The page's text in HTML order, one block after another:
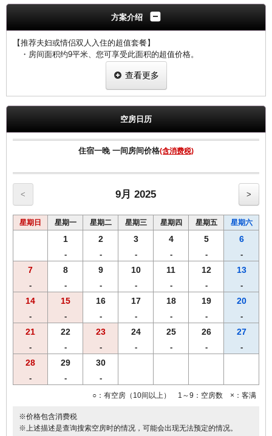
方案介绍
【推荐夫妇或情侣双人入住的超值套餐】
・房间面积约9平米、您可享受此面积的超值价格。
・全房间网络覆盖 （WIFI·有线网络）
・特色美味新鲜面包
・新鲜时尚沙拉
・有机格兰诺拉麦片（原味・水果味）
・特色轻盐调味煮蛋
・香味R&B现磨咖啡
・红茶
・橙汁＆蔬菜汁＆日本冰红茶
・牛奶
查看更多
空房日历
住宿一晚 一间房间价格(含消费税)
< 9月 2025 >
星期日 星期一 星期二 星期三 星期四 星期五 星期六
1
-
2
-
3
-
4
-
5
-
6
-
7
-
8
-
9
-
10
-
11
-
12
-
13
-
14
-
15
-
16
-
17
-
18
-
19
-
20
-
21
-
22
-
23
-
24
-
25
-
26
-
27
-
28
-
29
-
30
-
○：有空房（10间以上） 1～9：空房数 ×：客满
※价格包含消费税
※上述描述是查询搜索空房时的情况，可能会出现无法预定的情况。